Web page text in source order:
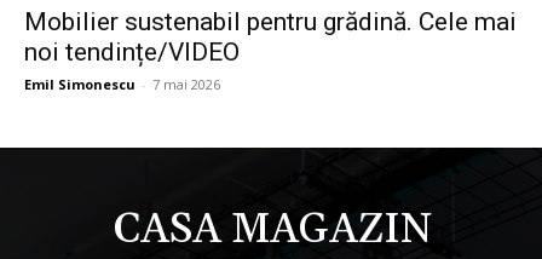
Mobilier sustenabil pentru grădină. Cele mai
noi tendințe/VIDEO
Emil Simonescu - 7 mai 2026
CASA MAGAZIN